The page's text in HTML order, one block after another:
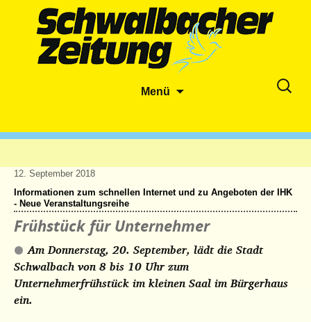
Menü
Suche
12. September 2018
Informationen zum schnellen Internet und zu Angeboten der IHK
- Neue Veranstaltungsreihe
Frühstück für Unternehmer
Am Donnerstag, 20. September, lädt die Stadt
Schwalbach von 8 bis 10 Uhr zum
Unternehmerfrühstück im kleinen Saal im Bürgerhaus
ein.